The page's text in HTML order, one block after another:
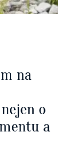
na
o
a